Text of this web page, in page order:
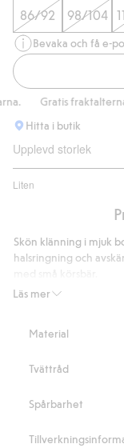
86/92 98/104
Bevaka och få e-
Gratis
Hitta i butik
Upplevd storlek
Liten
utav
41
betyg
Läs mer
Skön klänning i mjuk
halsringning och
Artikelnummer
Material
Tvättråd
Spårbarhet